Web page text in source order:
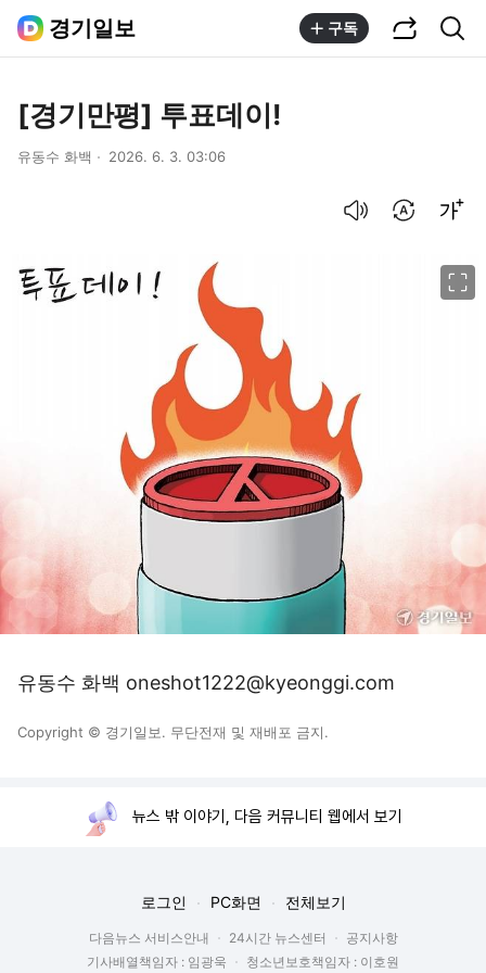
경기일보 구독
[경기만평] 투표데이!
유동수 화백 2026. 6. 3. 03:06
유동수 화백 oneshot1222@kyeonggi.com
Copyright © 경기일보. 무단전재 및 재배포 금지.
뉴스 밖 이야기, 다음 커뮤니티 웹에서 보기
로그인 PC화면 전체보기
다음뉴스 서비스안내 24시간 뉴스센터
공지사항
기사배열책임자 : 임광욱
청소년보호책임자 : 이호원